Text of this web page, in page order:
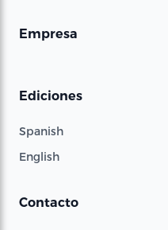
Empresa
Ediciones
Spanish
English
Contacto